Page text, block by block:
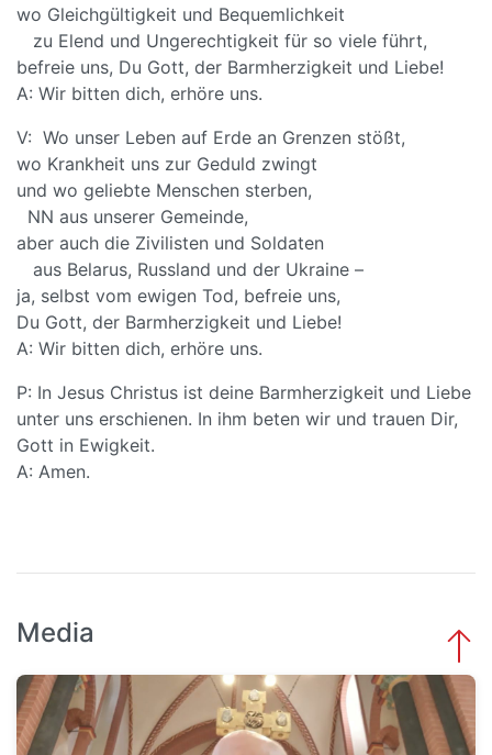
wo Gleichgültigkeit und Bequemlichkeit
zu Elend und Ungerechtigkeit für so viele führt,
befreie uns, Du Gott, der Barmherzigkeit und Liebe!
A: Wir bitten dich, erhöre uns.
V: Wo unser Leben auf Erde an Grenzen stößt,
wo Krankheit uns zur Geduld zwingt
und wo geliebte Menschen sterben,
NN aus unserer Gemeinde,
aber auch die Zivilisten und Soldaten
aus Belarus, Russland und der Ukraine –
ja, selbst vom ewigen Tod, befreie uns,
Du Gott, der Barmherzigkeit und Liebe!
A: Wir bitten dich, erhöre uns.
P: In Jesus Christus ist deine Barmherzigkeit und Liebe
unter uns erschienen. In ihm beten wir und trauen Dir,
Gott in Ewigkeit.
A: Amen.
Media